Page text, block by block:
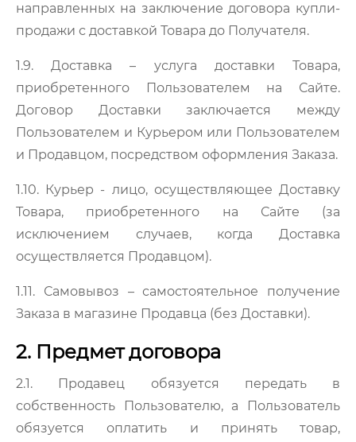
направленных на заключение договора купли-
продажи с доставкой Товара до Получателя.
1.9.Доставка – услуга доставки Товара,
приобретенного Пользователем на Сайте.
Договор Доставки заключается между
Пользователем и Курьером или Пользователем
и Продавцом, посредством оформления Заказа.
1.10. Курьер - лицо, осуществляющее Доставку
Товара, приобретенного на Сайте (за
исключением случаев, когда Доставка
осуществляется Продавцом).
1.11. Самовывоз – самостоятельное получение
Заказа в магазине Продавца (без Доставки).
2. Предмет договора
2.1. Продавец обязуется передать в
собственность Пользователю, а Пользователь
обязуется оплатить и принять товар,